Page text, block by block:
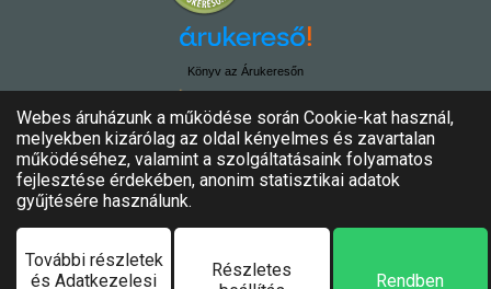
Könyv az Árukeresőn
Minden jog fenntartva!